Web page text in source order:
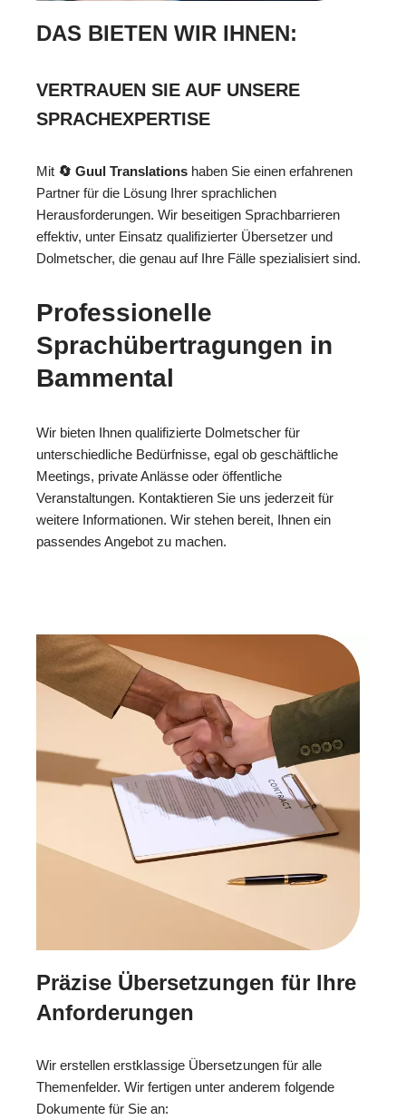
DAS BIETEN WIR IHNEN:
VERTRAUEN SIE AUF UNSERE
SPRACHEXPERTISE
Mit 🔄 Guul Translations haben Sie einen erfahrenen
Partner für die Lösung Ihrer sprachlichen
Herausforderungen. Wir beseitigen Sprachbarrieren
effektiv, unter Einsatz qualifizierter Übersetzer und
Dolmetscher, die genau auf Ihre Fälle spezialisiert sind.
Professionelle
Sprachübertragungen in
Bammental
Wir bieten Ihnen qualifizierte Dolmetscher für
unterschiedliche Bedürfnisse, egal ob geschäftliche
Meetings, private Anlässe oder öffentliche
Veranstaltungen. Kontaktieren Sie uns jederzeit für
weitere Informationen. Wir stehen bereit, Ihnen ein
passendes Angebot zu machen.
Präzise Übersetzungen für Ihre
Anforderungen
Wir erstellen erstklassige Übersetzungen für alle
Themenfelder. Wir fertigen unter anderem folgende
Dokumente für Sie an: